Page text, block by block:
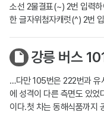
소선 2물결표(~) 2번 입력
한 글자위첨자캐럿(^) 2번
강릉 버스
…다만 105번은 222번과 유
에 성격이 다른 측면도 있었
이다.첫 차는 동해식품까지